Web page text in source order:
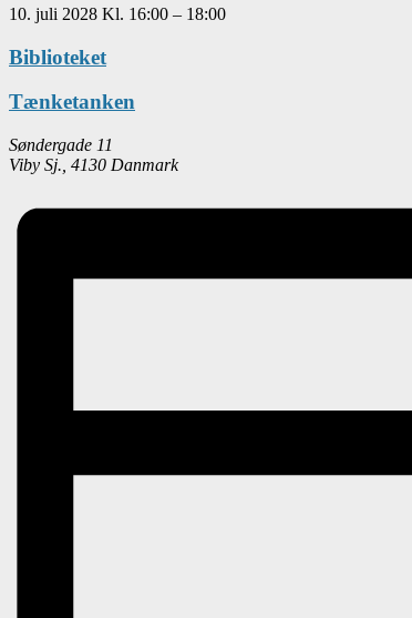
10. juli 2028 Kl. 16:00 – 18:00
Biblioteket
Tænketanken
Søndergade 11
Viby Sj. 4130 Danmark